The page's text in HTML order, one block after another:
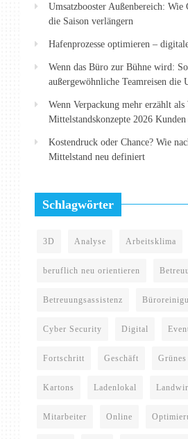
Umsatzbooster Außenbereich: Wie
die Saison verlängern
Hafenprozesse optimieren –
Wenn das Büro zur Bühne wird:
außergewöhnliche Teamreisen die
Wenn Verpackung mehr erzählt
Mittelstandskonzepte 2026 Kunden
Kostendruck oder Chance? Wie
Mittelstand neu definiert
Schlagwörter
3D Analyse Arbeitsklima
beruflich neu orientieren
Betreuungsassistenz
Cyber Security Digital
Fortschritt Geschäft
Kartons Ladenlokal
Mitarbeiter Online